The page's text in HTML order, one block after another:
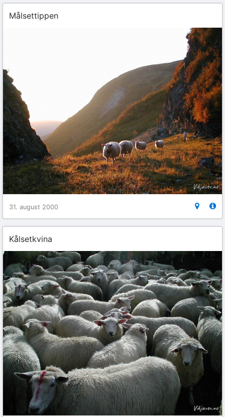
Målsettippen
31. august 2000
Kålsetkvina